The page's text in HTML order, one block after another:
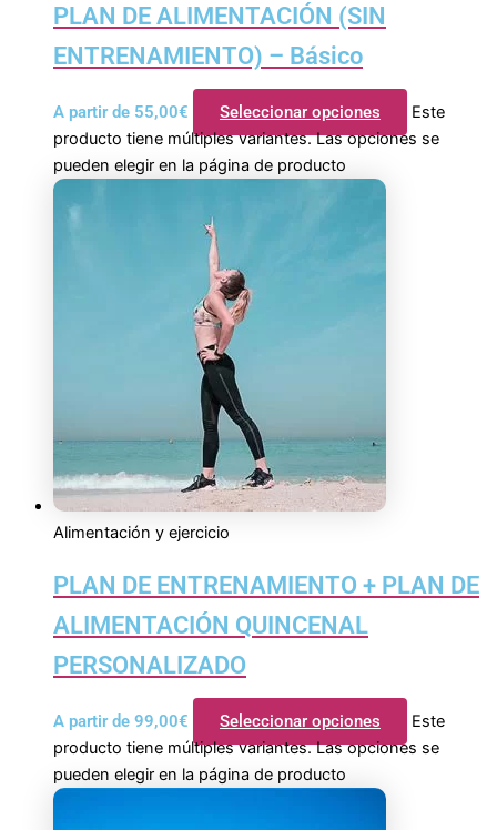
PLAN DE ALIMENTACIÓN (SIN
ENTRENAMIENTO) – Básico
A partir de 55,00€ Seleccionar opciones
Este
producto tiene múltiples variantes. Las opciones se
pueden elegir en la página de producto
Alimentación y ejercicio
PLAN DE ENTRENAMIENTO + PLAN DE
ALIMENTACIÓN QUINCENAL
PERSONALIZADO
A partir de 99,00€ Seleccionar opciones
Este
producto tiene múltiples variantes. Las opciones se
pueden elegir en la página de producto